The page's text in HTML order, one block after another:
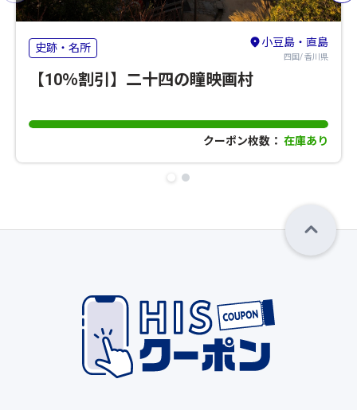
史跡・名所 小豆島・直島
四国/ 香川県
【10％割引】二十四の瞳映画村
クーポン枚数： 在庫あり